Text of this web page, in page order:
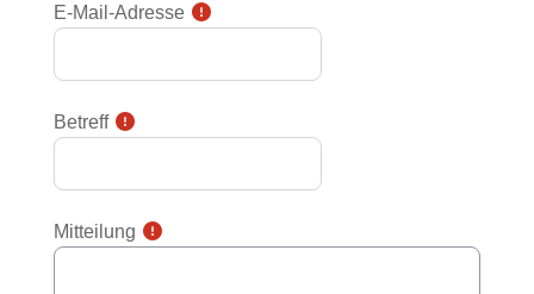
E-Mail-Adresse
Betreff
Mitteilung